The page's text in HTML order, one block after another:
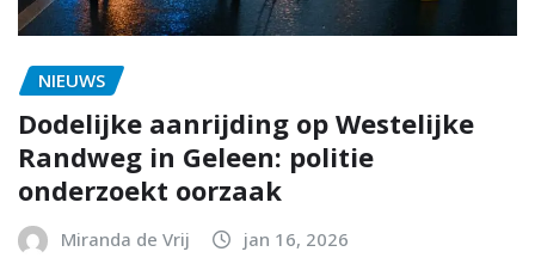
NIEUWS
Dodelijke aanrijding op Westelijke
Randweg in Geleen: politie
onderzoekt oorzaak
Miranda de Vrij jan 16, 2026